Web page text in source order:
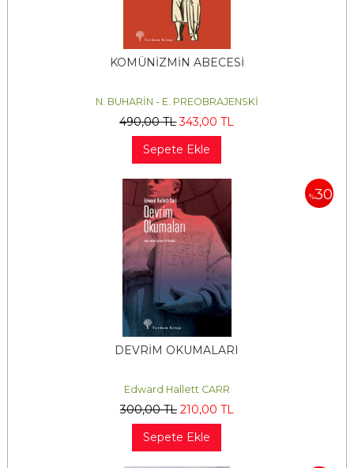
KOMÜNİZMİN ABECESİ
N. BUHARİN - E. PREOBRAJENSKİ
490,00TL 343,00 TL
Sepete Ekle
%30
DEVRİM OKUMALARI
Edward Hallett CARR
300,00TL 210,00 TL
Sepete Ekle